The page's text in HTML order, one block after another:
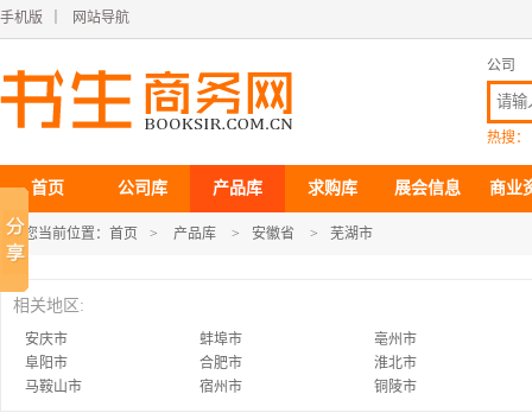
手机版 网站导航
公司
热搜：
首页 公司库 产品库 求购库 展会信息 商业
您当前位置： 首页 > 产品库 > 安徽省 > 芜湖市
相关地区:
安庆市 蚌埠市
亳州市
阜阳市
合肥市
淮北市
马鞍山市
宿州市 铜陵市